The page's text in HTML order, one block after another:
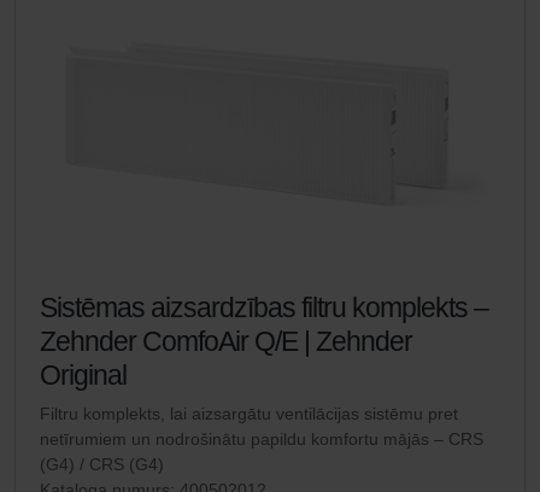
Sistēmas aizsardzības filtru komplekts –
Zehnder ComfoAir Q/E | Zehnder
Original
Filtru komplekts, lai aizsargātu ventilācijas sistēmu pret
netīrumiem un nodrošinātu papildu komfortu mājās – CRS
(G4) / CRS (G4)